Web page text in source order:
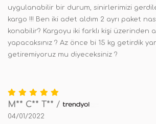
uygulanabilir bir durum, sinirlerimizi
kargo !!! Ben iki adet aldım 2 ayrı paket
konabilir? Kargoyu iki farklı kişi üzerinden
yapacaksınız ? Az önce bi 15 kg getirdik
getiremiyoruz mu diyeceksiniz ?
M** C** T** /
04/01/2022